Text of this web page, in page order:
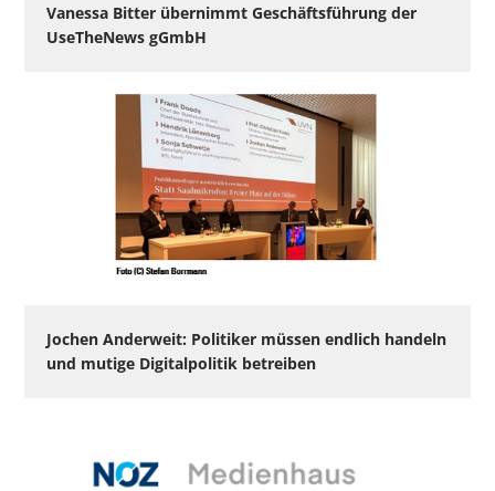
Vanessa Bitter übernimmt Geschäftsführung der
UseTheNews gGmbH
Jochen Anderweit: Politiker müssen endlich handeln
und mutige Digitalpolitik betreiben